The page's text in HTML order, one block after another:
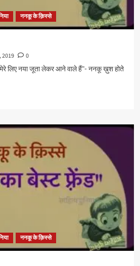
ननकू के क़िस्से
2019
0
लिए नया जूता लेकर आने वाले हैं"- ननकू ख़ुश होते
ननकू के क़िस्से